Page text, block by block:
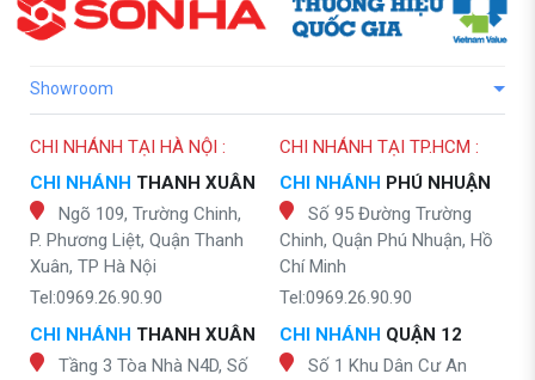
Showroom
CHI NHÁNH TẠI HÀ NỘI :
CHI NHÁNH THANH XUÂN
Ngõ 109, Trường Chinh,
P. Phương Liệt, Quận Thanh
Xuân, TP Hà Nội
Tel:0969.26.90.90
CHI NHÁNH THANH XUÂN
Tầng 3 Tòa Nhà N4D, Số
CHI NHÁNH TẠI TP.HCM :
CHI NHÁNH PHÚ NHUẬN
Số 95 Đường Trường
Chinh, Quận Phú Nhuận, Hồ
Chí Minh
Tel:0969.26.90.90
CHI NHÁNH QUẬN 12
Số 1 Khu Dân Cư An